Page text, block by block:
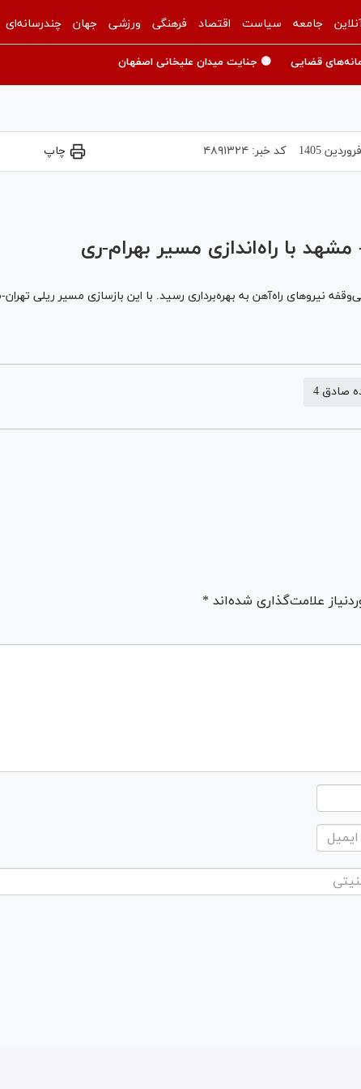
جامعه سیاست اقتصاد فرهنگی ورزشی جهان چندرسانه‌ای
قضایی 🟡 جنایت میدان علیخانی اصفهان
کد خبر: ۴۸۹۱۳۲۴ چاپ
با راه‌اندازی مسیر بهرام-ری
نیروهای راه‌آهن به بهره‌برداری رسید. با این بازسازی مسیر ریلی
صادق 4
علامت‌گذاری شده‌اند *